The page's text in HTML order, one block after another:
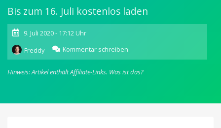
Bis zum 16. Juli kostenlos laden
9. Juli 2020 - 17:12 Uhr
Freddy
Kommentar schreiben
Epic
Store:
Killing
Lifeless
Hinweis: Artikel enthält Affiliate-Links. Was ist das?